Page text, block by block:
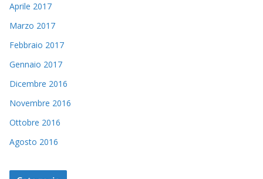
Aprile 2017
Marzo 2017
Febbraio 2017
Gennaio 2017
Dicembre 2016
Novembre 2016
Ottobre 2016
Agosto 2016